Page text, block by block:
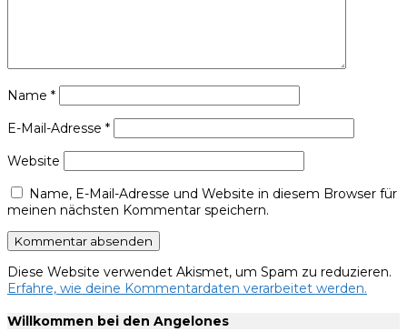
Name *
E-Mail-Adresse *
Website
Name, E-Mail-Adresse und Website in diesem Browser für
meinen nächsten Kommentar speichern.
Diese Website verwendet Akismet, um Spam zu reduzieren.
Erfahre, wie deine Kommentardaten verarbeitet werden.
Willkommen bei den Angelones